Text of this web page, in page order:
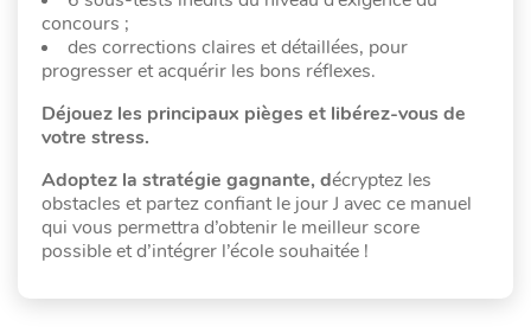
concours ;
des corrections claires et détaillées, pour
progresser et acquérir les bons réflexes.
Déjouez les principaux pièges et libérez-vous de
votre stress.
Adoptez la stratégie gagnante, décryptez les
obstacles et partez confiant le jour J avec ce manuel
qui vous permettra d’obtenir le meilleur score
possible et d’intégrer l’école souhaitée !